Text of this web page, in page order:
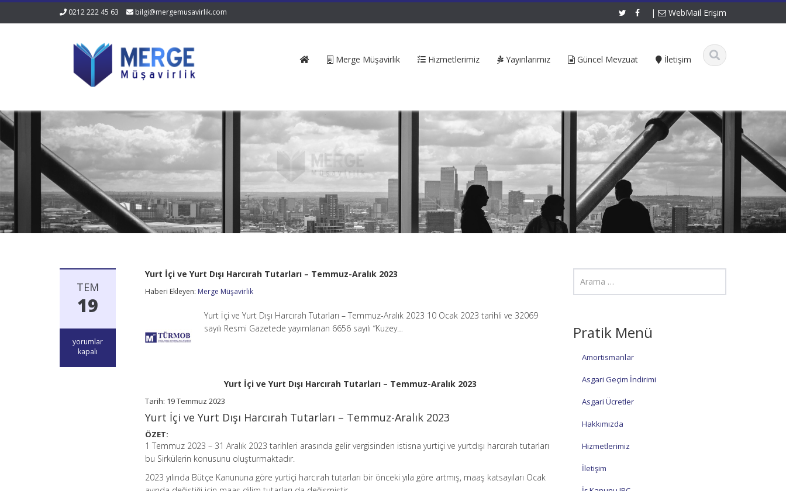
0212 222 45 63 bilgi@mergemusavirlik.com | WebMail Erişim
Merge Müşavirlik Hizmetlerimiz Yayınlarımız Güncel Mevzuat İletişim
TEM
19
Yurt
yorumlar
kapalı
Yurt İçi ve Yurt Dışı Harcırah Tutarları – Temmuz-Aralık 2023
Haberi Ekleyen: Merge Müşavirlik
Yurt İçi ve Yurt Dışı Harcırah Tutarları – Temmuz-Aralık 2023 10 Ocak 2023 tarihli ve 32069
sayılı Resmi Gazetede yayımlanan 6656 sayılı “Kuzey…
Yurt İçi ve Yurt Dışı Harcırah Tutarları – Temmuz-Aralık 2023
Tarih: 19 Temmuz 2023
Yurt İçi ve Yurt Dışı Harcırah Tutarları – Temmuz-Aralık 2023
ÖZET:
1 Temmuz 2023 – 31 Aralık 2023 tarihleri arasında gelir vergisinden istisna yurtiçi ve yurtdışı harcırah tutarları
bu Sirkülerin konusunu oluşturmaktadır.
2023 yılında Bütçe Kanununa göre yurtiçi harcırah tutarları bir önceki yıla göre artmış, maaş katsayıları Ocak
Pratik Menü
Amortismanlar
Asgari Geçim İndirimi
Asgari Ücretler
Hakkımızda
Hizmetlerimiz
İletişim